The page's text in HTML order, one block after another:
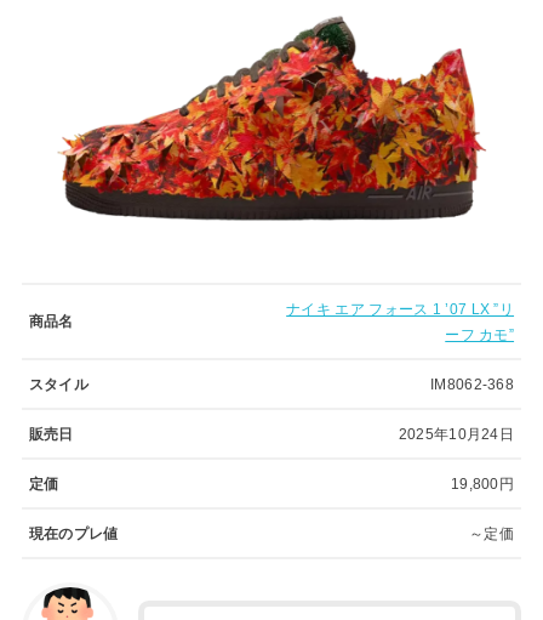
商品名
ナイキ エア フォース 1 ’07 LX ”リ
ーフ カモ”
スタイル IM8062-368
販売日 2025年10月24日
定価 19,800円
現在のプレ値 ～定価